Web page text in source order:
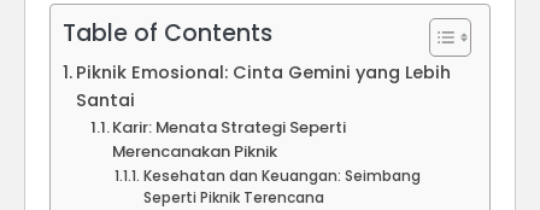
Table of Contents
Piknik Emosional: Cinta Gemini yang Lebih
Santai
Karir: Menata Strategi Seperti
Merencanakan Piknik
Kesehatan dan Keuangan: Seimbang
Seperti Piknik Terencana